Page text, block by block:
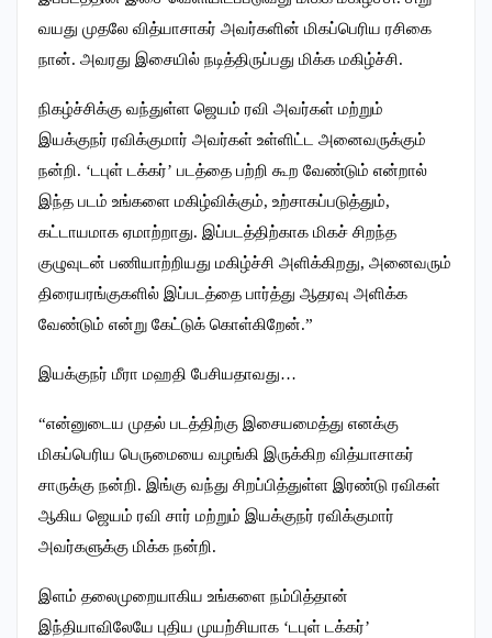
வயது முதலே வித்யாசாகர் அவர்களின் மிகப்பெரிய ரசிகை
நான். அவரது இசையில் நடித்திருப்பது மிக்க மகிழ்ச்சி.
நிகழ்ச்சிக்கு வந்துள்ள ஜெயம் ரவி அவர்கள் மற்றும்
இயக்குநர் ரவிக்குமார் அவர்கள் உள்ளிட்ட அனைவருக்கும்
நன்றி. ‘டபுள் டக்கர்’ படத்தை பற்றி கூற வேண்டும் என்றால்
இந்த படம் உங்களை மகிழ்விக்கும், உற்சாகப்படுத்தும்,
கட்டாயமாக ஏமாற்றாது. இப்படத்திற்காக மிகச் சிறந்த
குழுவுடன் பணியாற்றியது மகிழ்ச்சி அளிக்கிறது, அனைவரும்
திரையரங்குகளில் இப்படத்தை பார்த்து ஆதரவு அளிக்க
வேண்டும் என்று கேட்டுக் கொள்கிறேன்.”
இயக்குநர் மீரா மஹதி பேசியதாவது…
“என்னுடைய முதல் படத்திற்கு இசையமைத்து எனக்கு
மிகப்பெரிய பெருமையை வழங்கி இருக்கிற வித்யாசாகர்
சாருக்கு நன்றி. இங்கு வந்து சிறப்பித்துள்ள இரண்டு ரவிகள்
ஆகிய ஜெயம் ரவி சார் மற்றும் இயக்குநர் ரவிக்குமார்
அவர்களுக்கு மிக்க நன்றி.
இளம் தலைமுறையாகிய உங்களை நம்பித்தான்
இந்தியாவிலேயே புதிய முயற்சியாக ‘டபுள் டக்கர்’